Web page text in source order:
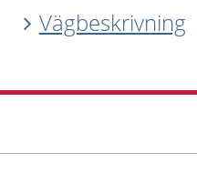
Vägbeskrivning